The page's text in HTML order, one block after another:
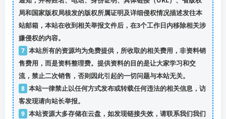
局和国家版权局核发的版权所属证明及详细侵权情况描述发往本
站邮箱，本站在收到相关举报文件后，在3个工作日内移除相关涉
嫌侵权的内容。
7 本站所有的资源均为免费提供，所收取的相关费用，非资料销
售费用，而是资料整理费。提供资料的目的是让大家学习和交
流，禁止二次销售，否则因此引起的一切问题与本站无关。
8 本站一律禁止以任何方式发布或转载任何违法的相关信息，访
客发现请向站长举报。
9 本站资源大多存储在云盘，如发现链接失效，请联系我们我们